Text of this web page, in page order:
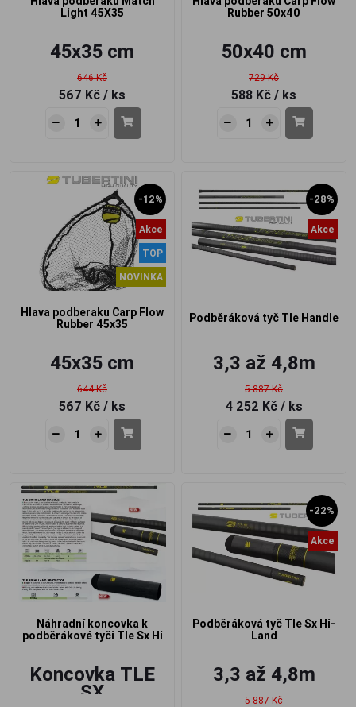
Light 45X35
45x35 cm
646 Kč
567 Kč / ks
Rubber 50x40
50x40 cm
729 Kč
588 Kč / ks
-12%
Akce
TOP
NOVINKA
Hlava podberaku Carp Flow
Rubber 45x35
45x35 cm
644 Kč
567 Kč / ks
-28%
Akce
Podběráková tyč Tle Handle
3,3 až 4,8m
5 887 Kč
4 252 Kč / ks
Náhradní koncovka k
podběrákové tyči Tle Sx Hi
Koncovka TLE
SX
-22%
Akce
Podběráková tyč Tle Sx Hi-
Land
3,3 až 4,8m
5 887 Kč